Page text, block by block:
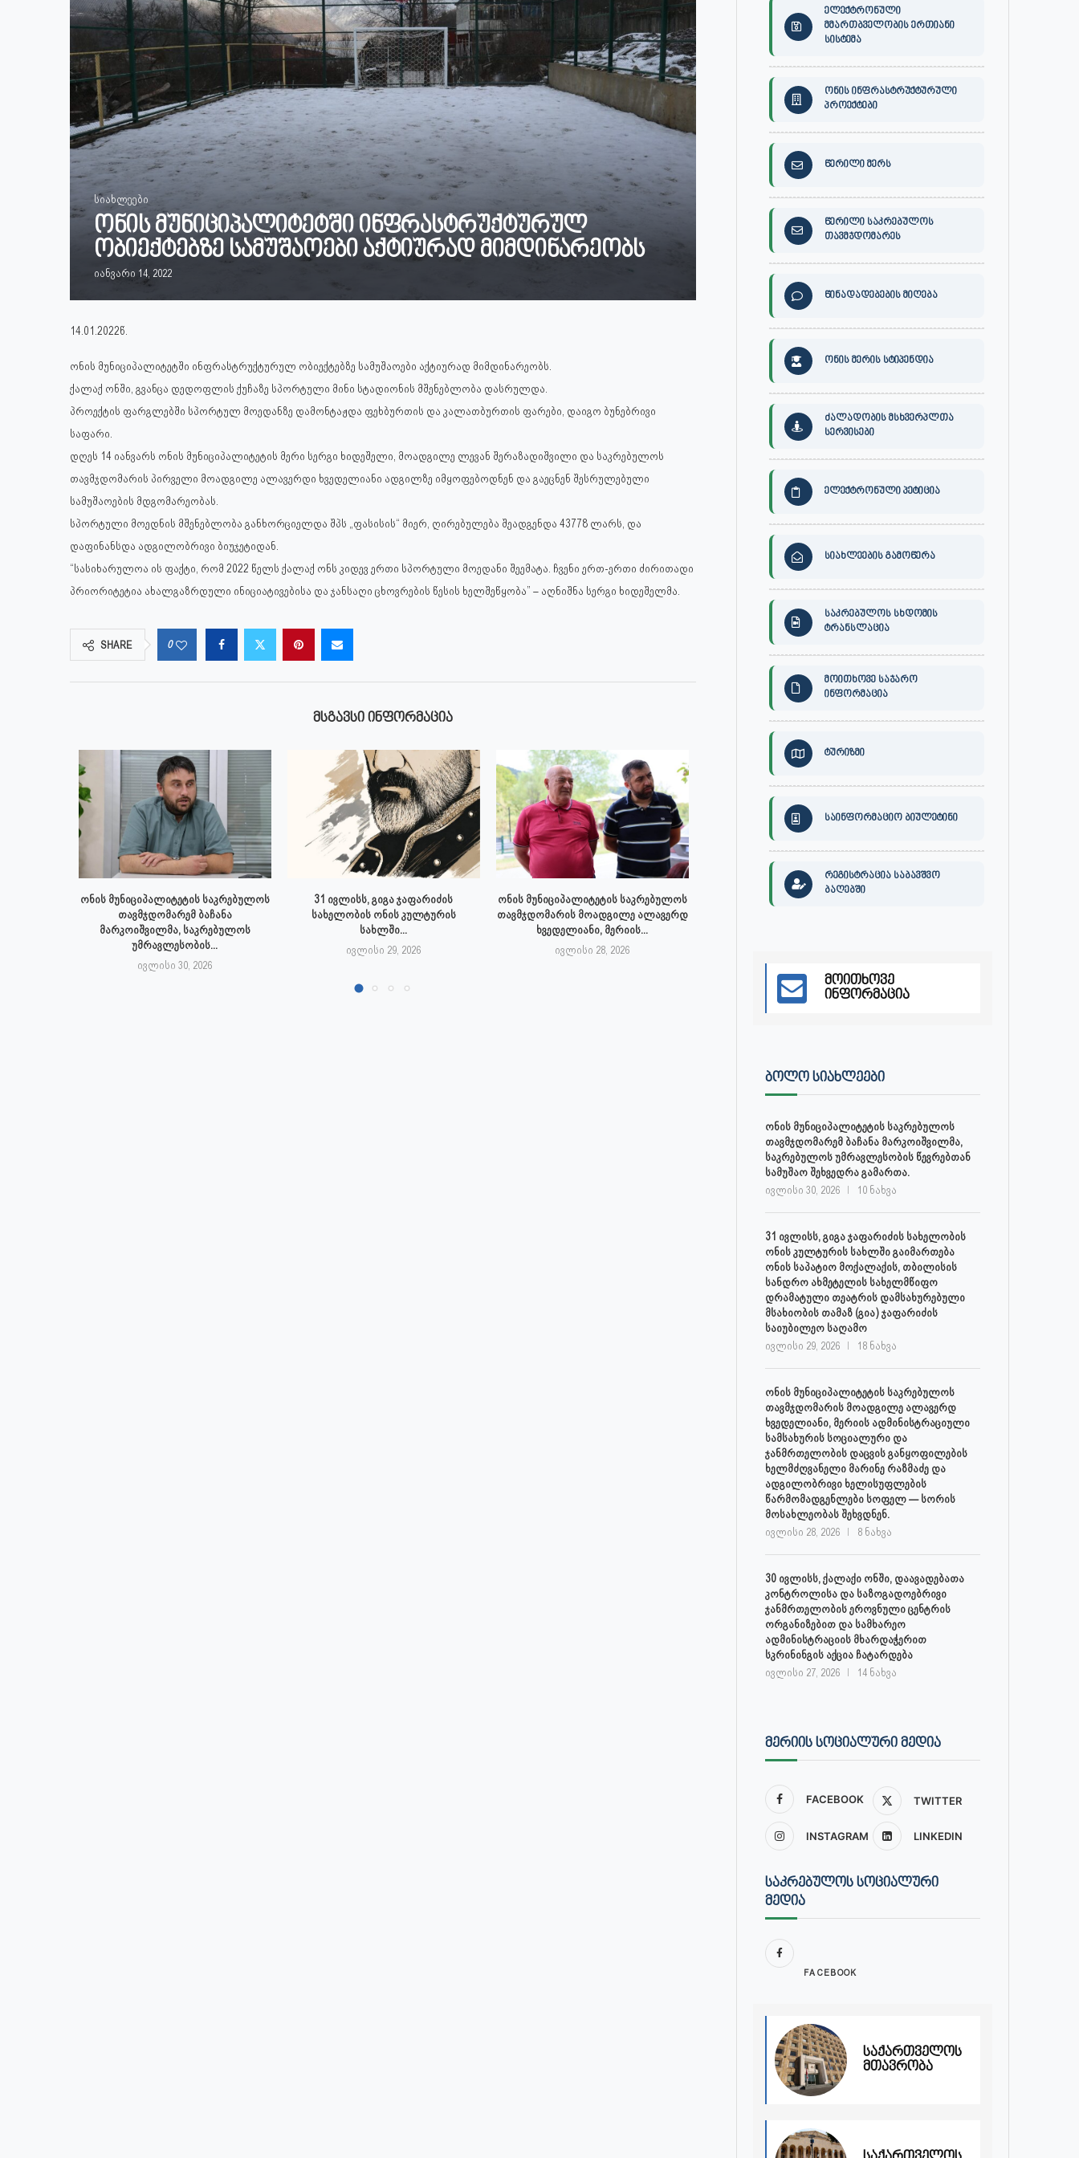
სიახლეები
ონის მუნიციპალიტეტში ინფრასტრუქტურულ
ობიექტებზე სამუშაოები აქტიურად მიმდინარეობს
იანვარი 14, 2022
14.01.2022წ.
ონის მუნიციპალიტეტში ინფრასტრუქტურულ ობიექტებზე სამუშაოები აქტიურად მიმდინარეობს.
ქალაქ ონში, გვანცა დედოფლის ქუჩაზე სპორტული მინი სტადიონის მშენებლობა დასრულდა.
პროექტის ფარგლებში სპორტულ მოედანზე დამონტაჟდა ფეხბურთის და კალათბურთის ფარები, დაიგო ბუნებრივი
საფარი.
დღეს 14 იანვარს ონის მუნიციპალიტეტის მერი სერგი ხიდეშელი, მოადგილე ლევან შერაზადიშვილი და საკრებულოს
თავმჯდომარის პირველი მოადგილე ალავერდი ხვედელიანი ადგილზე იმყოფებოდნენ და გაეცნენ შესრულებული
სამუშაოების მდგომარეობას.
სპორტული მოედნის მშენებლობა განხორციელდა შპს „ფასისის“ მიერ, ღირებულება შეადგენდა 43778 ლარს, და
დაფინანსდა ადგილობრივი ბიუჯეტიდან.
“სასიხარულოა ის ფაქტი, რომ 2022 წელს ქალაქ ონს კიდევ ერთი სპორტული მოედანი შეემატა. ჩვენი ერთ-ერთი ძირითადი
პრიორიტეტია ახალგაზრდული ინიციატივებისა და ჯანსაღი ცხოვრების წესის ხელშეწყობა” – აღნიშნა სერგი ხიდეშელმა.
SHARE 0
ᲛᲡᲒᲐᲕᲡᲘ ᲘᲜᲤᲝᲠᲛᲐᲪᲘᲐ
ონის მუნიციპალიტეტის საკრებულოს
თავმჯდომარემ ბაჩანა
მარკოიშვილმა, საკრებულოს
უმრავლესობის...
ივლისი 30, 2026
31 ივლისს, გიგა ჯაფარიძის
სახელობის ონის კულტურის
სახლში...
ივლისი 29, 2026
ონის მუნიციპალიტეტის საკრებულოს
თავმჯდომარის მოადგილე ალავერდ
ხვედელიანი, მერიის...
ივლისი 28, 2026
30 ივლისს, ქალაქი ონში,
ელექტრონული
მმართბველობის ერთიანი
სისტემა
ონის ინფრასტრუქტურული
პროექტები
წერილი მერს
წერილი საკრებულოს
თავმჯდომარეს
წინადადებების მიღება
ონის მერის სტიპენდია
ძალადობის მსხვერპლთა
სერვისები
ელექტრონული პეტიცია
სიახლეების გამოწერა
საკრებულოს სხდომის
ტრანსლაცია
მოითხოვე საჯარო
ინფორმაცია
ტურიზმი
საინფორმაციო ბიულეტინი
რეგისტრაცია საბავშვო
ბაღებში
მოითხოვე
ინფორმაცია
ᲑᲝᲚᲝ ᲡᲘᲐᲮᲚᲔᲔᲑᲘ
ონის მუნიციპალიტეტის საკრებულოს
თავმჯდომარემ ბაჩანა მარკოიშვილმა,
საკრებულოს უმრავლესობის წევრებთან
სამუშაო შეხვედრა გამართა.
ივლისი 30, 2026 10 ნახვა
31 ივლისს, გიგა ჯაფარიძის სახელობის
ონის კულტურის სახლში გაიმართება
ონის საპატიო მოქალაქის, თბილისის
სანდრო ახმეტელის სახელმწიფო
დრამატული თეატრის დამსახურებული
მსახიობის თამაზ (გია) ჯაფარიძის
საიუბილეო საღამო
ივლისი 29, 2026 18 ნახვა
ონის მუნიციპალიტეტის საკრებულოს
თავმჯდომარის მოადგილე ალავერდ
ხვედელიანი, მერიის ადმინისტრაციული
სამსახურის სოციალური და
ჯანმრთელობის დაცვის განყოფილების
ხელმძღვანელი მარინე რაზმაძე და
ადგილობრივი ხელისუფლების
წარმომადგენლები სოფელ — სორის
მოსახლეობას შეხვდნენ.
ივლისი 28, 2026 8 ნახვა
30 ივლისს, ქალაქი ონში, დაავადებათა
კონტროლისა და საზოგადოებრივი
ჯანმრთელობის ეროვნული ცენტრის
ორგანიზებით და სამხარეო
ადმინისტრაციის მხარდაჭერით
სკრინინგის აქცია ჩატარდება
ივლისი 27, 2026 14 ნახვა
ᲛᲔᲠᲘᲘᲡ ᲡᲝᲪᲘᲐᲚᲣᲠᲘ ᲛᲔᲓᲘᲐ
FACEBOOK TWITTER
INSTAGRAM LINKEDIN
ᲡᲐᲙᲠᲔᲑᲣᲚᲝᲡ ᲡᲝᲪᲘᲐᲚᲣᲠᲘ
ᲛᲔᲓᲘᲐ
FACEBOOK
საქართველოს
მთავრობა